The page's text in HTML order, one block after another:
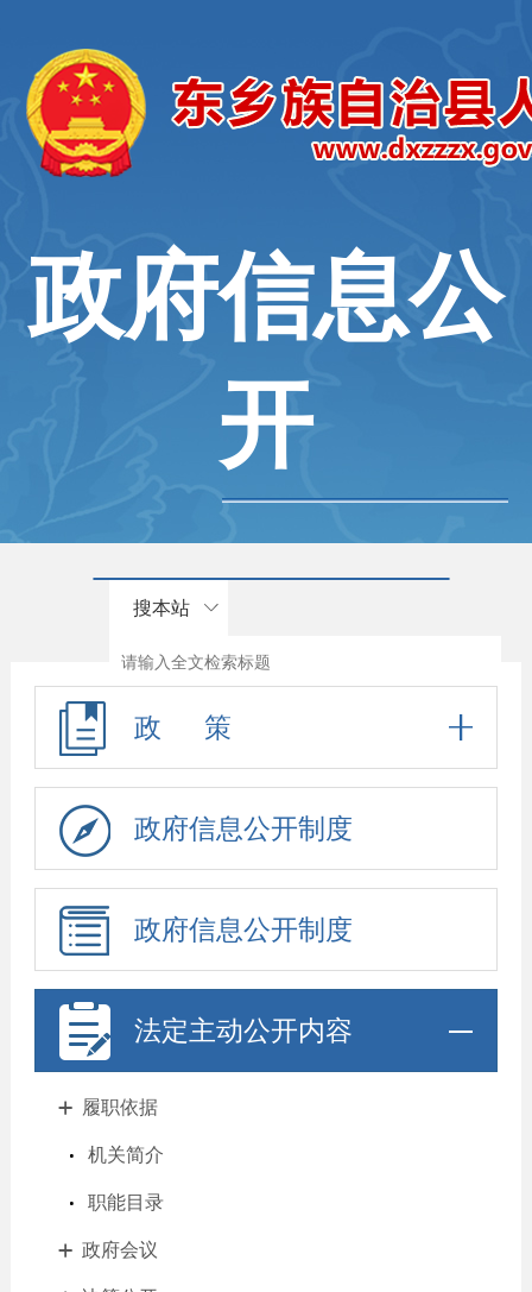
政府信息公
开
搜本站
政 策
政府信息公开制度
政府信息公开制度
法定主动公开内容
履职依据
机关简介
职能目录
政府会议